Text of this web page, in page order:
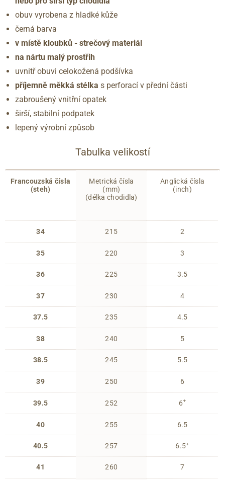
obuv vyrobena z hladké kůže
černá barva
v místě kloubků - strečový materiál
na nártu malý prostřih
uvnitř obuvi celokožená podšívka
příjemně měkká stélka s perforací v přední části
zabroušený vnitřní opatek
širší, stabilní podpatek
lepený výrobní způsob
Tabulka velikostí
Francouzská čísla
(steh)
34
35
36
37
37.5
38
38.5
39
39.5
40
40.5
41
Metrická čísla
(mm)
(délka chodidla)
215
220
225
230
235
240
245
250
252
255
257
260
Anglická čísla
(inch)
2
3
3.5
4
4.5
5
5.5
6
6+
6.5
6.5+
7